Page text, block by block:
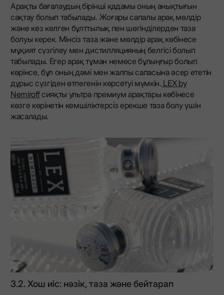
Арақты бағалаудың бірінші қадамы оның анықтығын
сақтау болып табылады. Жоғары сапалы арақ мөлдір
және кез келген бұлттылық пен шөгінділерден таза
болуы керек. Мінсіз таза және мөлдір арақ көбінесе
мұқият сүзгілеу мен дистилляцияның белгісі болып
табылады. Егер арақ тұман немесе бұлыңғыр болып
көрінсе, бұл оның дәмі мен жалпы сапасына әсер ететін
дұрыс сүзгіден өтпегенін көрсетуі мүмкін. LEX by
Nemiroffсияқты ультра премиум арақтары көбінесе
көзге көрінетін кемшіліктерсіз ерекше таза болу үшін
жасалады.
3.2. Хош иіс: нәзік, таза және бейтарап